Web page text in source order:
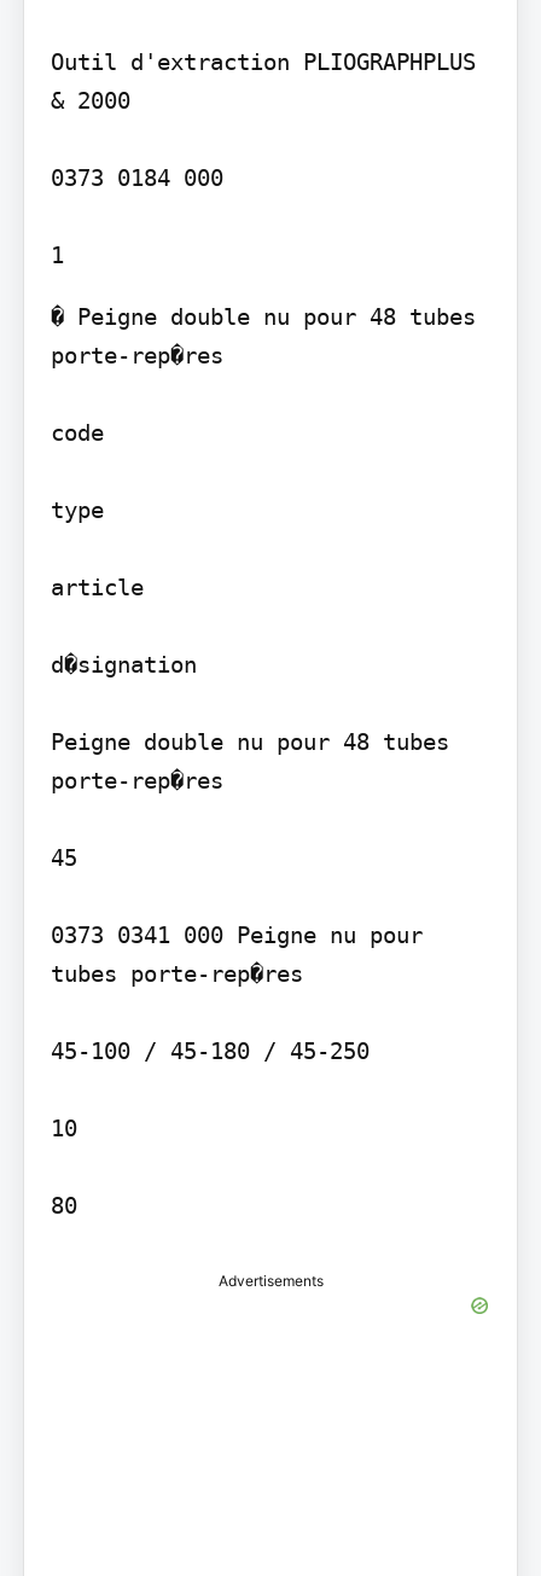
Outil d'extraction PLIOGRAPHPLUS
& 2000
0373 0184 000
1
� Peigne double nu pour 48 tubes
porte-rep�res
code
type
article
d�signation
Peigne double nu pour 48 tubes
porte-rep�res
45
0373 0341 000 Peigne nu pour
tubes porte-rep�res
45-100 / 45-180 / 45-250
10
80
Advertisements